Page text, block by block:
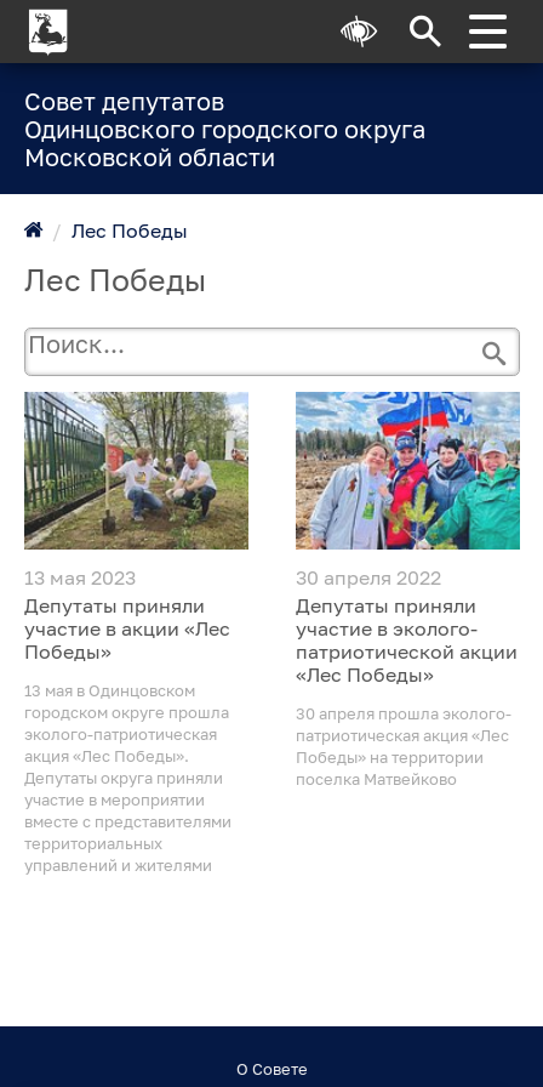
Совет депутатов
Одинцовского городского округа
Московской области
/ Лес Победы
Лес Победы
13 мая 2023
Депутаты приняли
участие в акции «Лес
Победы»
13 мая в Одинцовском
городском округе прошла
эколого-патриотическая
акция «Лес Победы».
Депутаты округа приняли
участие в мероприятии
вместе с представителями
территориальных
управлений и жителями
30 апреля 2022
Депутаты приняли
участие в эколого-
патриотической акции
«Лес Победы»
30 апреля прошла эколого-
патриотическая акция «Лес
Победы» на территории
поселка Матвейково
О Совете